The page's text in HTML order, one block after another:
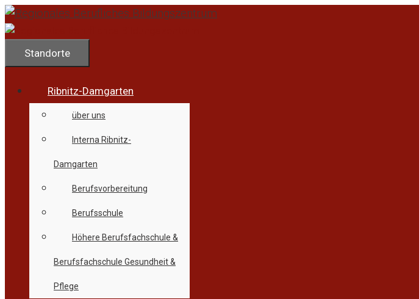
Zum
Inhalt
springenStandorte
Ribnitz-Damgarten
über uns
Interna Ribnitz-
Damgarten
Berufsvorbereitung
Berufsschule
Höhere Berufsfachschule &
Berufsfachschule Gesundheit &
Pflege